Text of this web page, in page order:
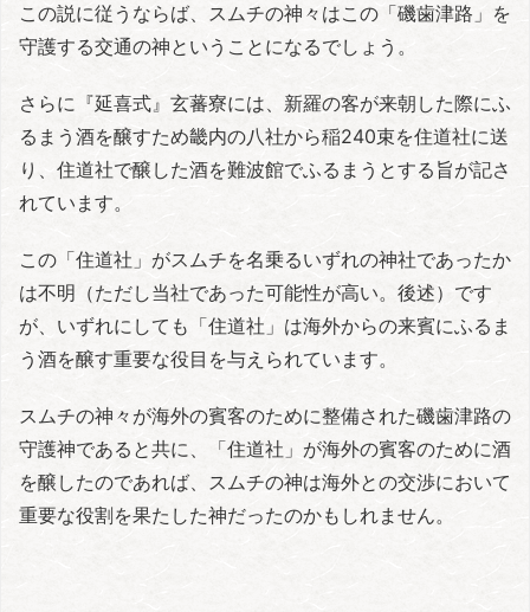
この説に従うならば、スムチの神々はこの「磯歯津路」を
守護する交通の神ということになるでしょう。
さらに『延喜式』玄蕃寮には、新羅の客が来朝した際にふ
るまう酒を醸すため畿内の八社から稲240束を住道社に送
り、住道社で醸した酒を難波館でふるまうとする旨が記さ
れています。
この「住道社」がスムチを名乗るいずれの神社であったか
は不明（ただし当社であった可能性が高い。後述）です
が、いずれにしても「住道社」は海外からの来賓にふるま
う酒を醸す重要な役目を与えられています。
スムチの神々が海外の賓客のために整備された磯歯津路の
守護神であると共に、「住道社」が海外の賓客のために酒
を醸したのであれば、スムチの神は海外との交渉において
重要な役割を果たした神だったのかもしれません。